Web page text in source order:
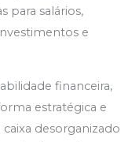
para salários,
e
financeira,
estratégica e
desorganizado